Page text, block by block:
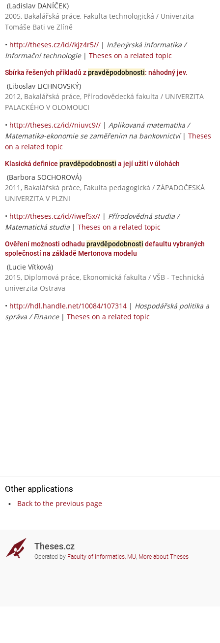
(Ladislav DANÍČEK)
2005, Bakalářská práce, Fakulta technologická / Univerzita
Tomáše Bati ve Zlíně
• http://theses.cz/id//kjz4r5// | Inženýrská informatika /
Informační technologie| Theses on a related topic
Sbírka řešených příkladů zpravděpodobnosti: náhodný jev.
(Liboslav LICHNOVSKÝ)
2012, Bakalářská práce, Přírodovědecká fakulta / UNIVERZITA
PALACKÉHO V OLOMOUCI
• http://theses.cz/id//niuvc9// | Aplikovaná matematika /
Matematika-ekonomie se zaměřením na bankovnictví| Theses
on a related topic
Klasická definice pravděpodobnosti a její užití v úlohách
(Barbora SOCHOROVÁ)
2011, Bakalářská práce, Fakulta pedagogická / ZÁPADOČESKÁ
UNIVERZITA V PLZNI
• http://theses.cz/id//iwef5x// | Přírodovědná studia /
Matematická studia | Theses on a related topic
Ověření možnosti odhadu pravděpodobnosti defaultu vybraných
společností na základě Mertonova modelu
(Lucie Vítková)
2015, Diplomová práce, Ekonomická fakulta / VŠB - Technická
univerzita Ostrava
• http://hdl.handle.net/10084/107314 | Hospodářská politika a
správa / Finance| Theses on a related topic
Other applications
Back to the previous page
Theses.cz
Operated by Faculty of Informatics, MU, More about Theses